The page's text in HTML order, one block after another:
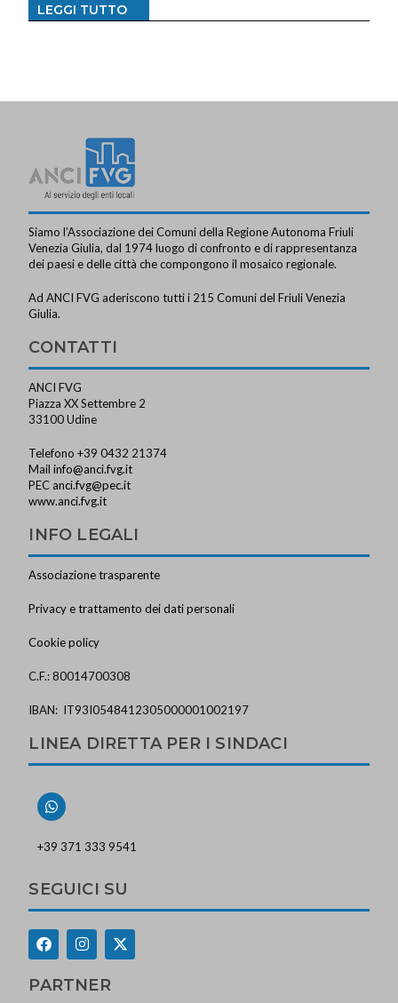
LEGGI TUTTO
Siamo l’Associazione dei Comuni della Regione Autonoma Friuli
Venezia Giulia, dal 1974 luogo di confronto e di rappresentanza
dei paesi e delle città che compongono il mosaico regionale.
Ad ANCI FVG aderiscono tutti i 215 Comuni del Friuli Venezia
Giulia.
CONTATTI
ANCI FVG
Piazza XX Settembre 2
33100 Udine
Telefono +39 0432 21374
Mailinfo@anci.fvg.it
PEC anci.fvg@pec.it
www.anci.fvg.it
INFO LEGALI
Associazione trasparente
Privacy e trattamento dei dati personali
Cookie policy
C.F.: 80014700308
IBAN: IT93I0548412305000001002197
LINEA DIRETTA PER I SINDACI
+39 371 333 9541
SEGUICI SU
PARTNER